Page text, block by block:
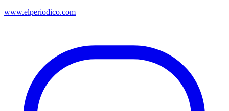
www.elperiodico.com